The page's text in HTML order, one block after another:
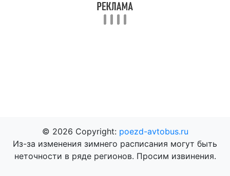
© 2026 Copyright: poezd-avtobus.ru
Из-за изменения зимнего расписания могут быть
неточности в ряде регионов. Просим извинения.